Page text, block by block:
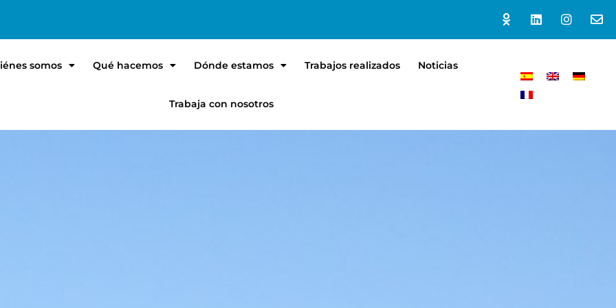
somos Qué hacemos Dónde estamos Trabajos realizados Noticias
Trabaja con nosotros